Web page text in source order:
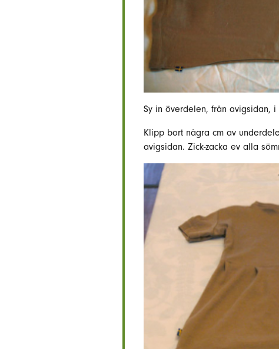
Sy in överdelen, från avigsidan,
Klipp bort några cm av
avigsidan. Zick-zacka ev alla